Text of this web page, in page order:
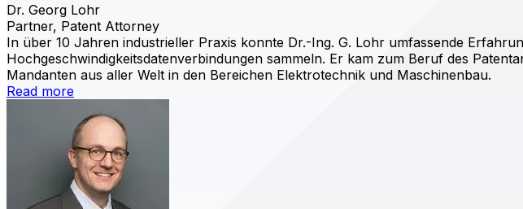
Dr. Georg Lohr
Partner, Patent Attorney
In über 10 Jahren industrieller Praxis konnte Dr.-Ing. G. Lohr umfassende
Hochgeschwindigkeitsdatenverbindungen sammeln. Er kam zum Beruf des
Mandanten aus aller Welt in den Bereichen Elektrotechnik und Maschinenbau.
Read more